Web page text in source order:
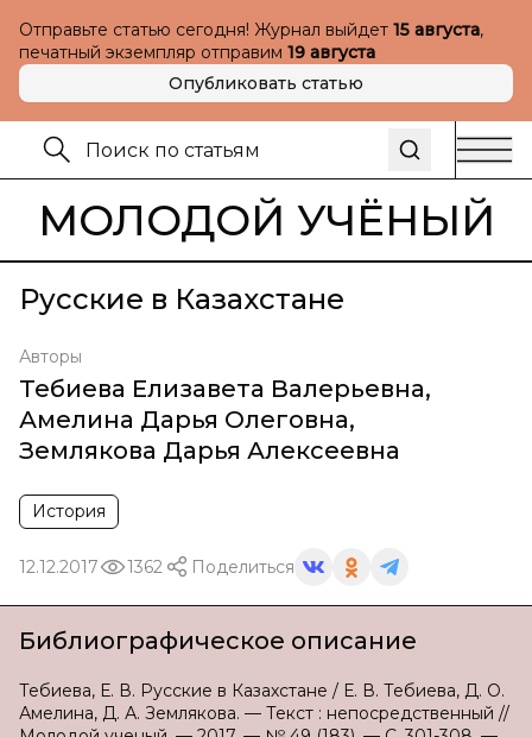
Отправьте статью сегодня! Журнал выйдет 15 августа,
печатный экземпляр отправим 19 августа
Опубликовать статью
МОЛОДОЙ УЧЁНЫЙ
Русские в Казахстане
Авторы
Тебиева Елизавета Валерьевна,
Амелина Дарья Олеговна,
Землякова Дарья Алексеевна
История
12.12.2017 1362 Поделиться
Библиографическое описание
Тебиева, Е. В. Русские в Казахстане / Е. В. Тебиева, Д. О.
Амелина, Д. А. Землякова. — Текст : непосредственный //